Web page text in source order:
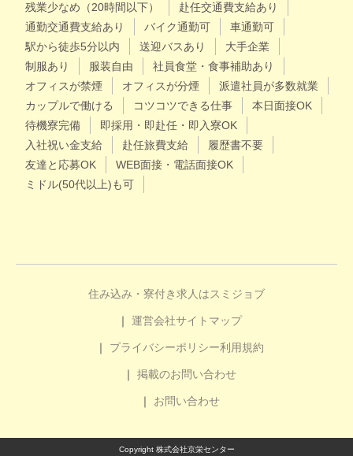
残業少なめ（20時間以下）
赴任交通費支給あり
通勤交通費支給あり
バイク通勤可
車通勤可
駅から徒歩5分以内
送迎バスあり
大手企業
制服あり
服装自由
社員食堂・食事補助あり
オフィスが禁煙
オフィスが分煙
派遣社員が多数就業
カップルで働ける
コツコツできる仕事
本日面接OK
待機寮完備
即採用・即赴任・即入寮OK
入社祝い金支給
赴任旅費支給
履歴書不要
友達と応募OK
WEB面接・電話面接OK
ミドル(50代以上)も可
住み込み・寮付き求人はスミジョブ
運営会社サイトマップ
プライバシーポリシー利用規約
掲載のお問い合わせ
お問い合わせ
Copyright 株式会社京栄センター